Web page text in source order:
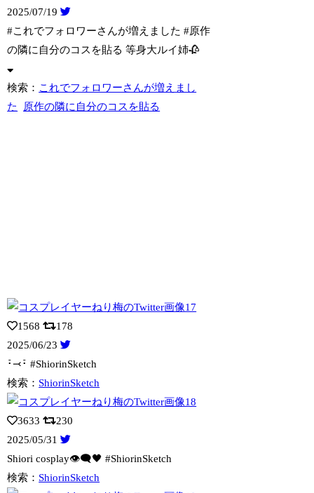
2025/07/19
#これでフォロワーさんが増えました #原作
の隣に自分のコスを貼る 等身大ルイ姉🥀
検索： これでフォロワーさんが増えまし
た
原作の隣に自分のコスを貼る
1568
178
2025/06/23
･̆⤙･̆ #ShiorinSketch
検索： ShiorinSketch
3633
230
2025/05/31
Shiori cosplay👁️‍🗨️🖤 #ShiorinSketch
検索： ShiorinSketch